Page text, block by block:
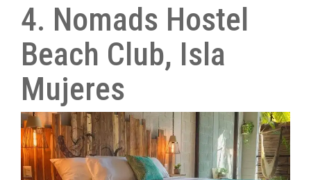
4. Nomads Hostel
Beach Club, Isla
Mujeres